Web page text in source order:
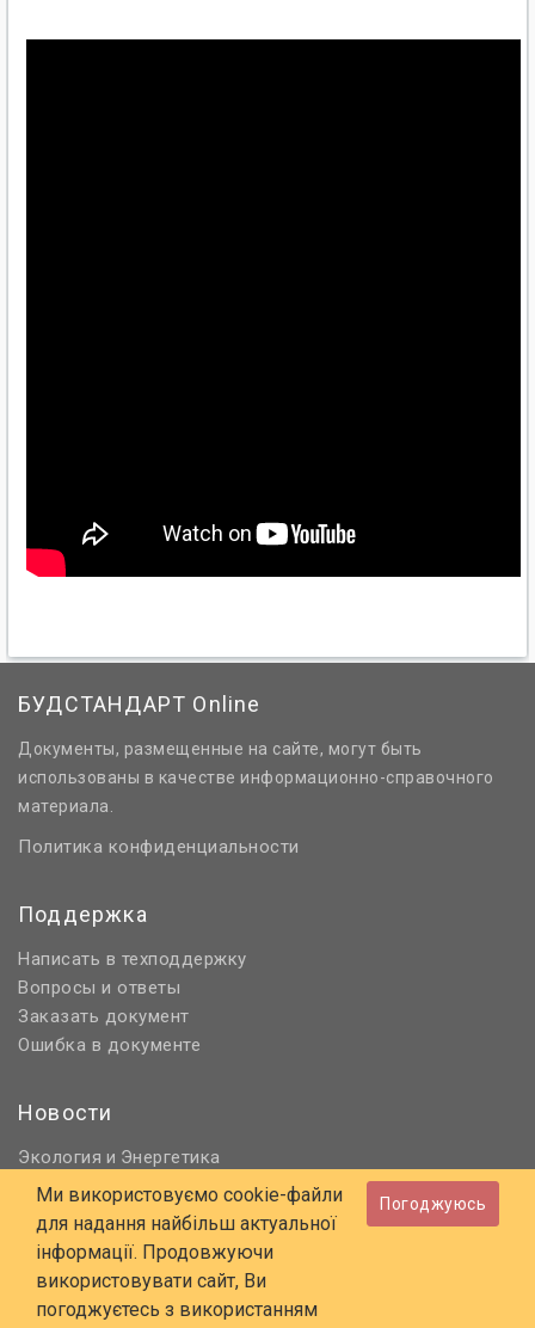
БУДСТАНДАРТ Online
Документы, размещенные на сайте, могут быть
использованы в качестве информационно-справочного
материала.
Политика конфиденциальности
Поддержка
Написать в техподдержку
Вопросы и ответы
Заказать документ
Ошибка в документе
Новости
Экология и Энергетика
Нормативное регулирование
Строительство и проектирование
Охрана труда и ПБ
© 2006 - 2026 Все права защищены
Ми використовуємо cookie-файли
для надання найбільш актуальної
інформації. Продовжуючи
використовувати сайт, Ви
погоджуєтесь з використанням
Погоджуюсь